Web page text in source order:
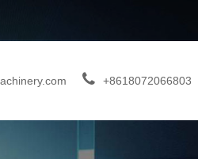
+8618072066803